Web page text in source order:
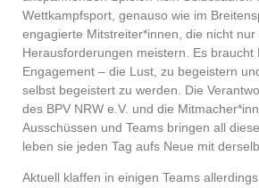
Wettkampfsport, genauso wie im
engagierte Mitstreiter*innen, die nicht nur
Herausforderungen meistern. Es braucht
Engagement – die Lust, zu begeistern
selbst begeistert zu werden. Die
des BPV NRW e.V. und die
Ausschüssen und Teams bringen all
leben sie jeden Tag aufs Neue mit
Aktuell klaffen in einigen Teams